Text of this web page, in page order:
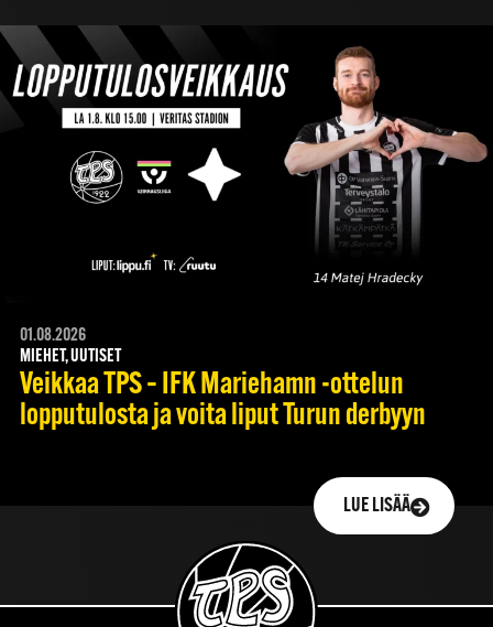
01.08.2026
MIEHET, UUTISET
Veikkaa TPS – IFK Mariehamn -ottelun
lopputulosta ja voita liput Turun derbyyn
LUE LISÄÄ